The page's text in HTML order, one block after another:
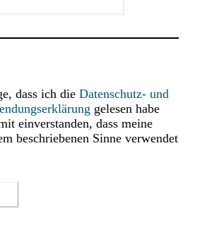
dass ich die Datenschutz- und
gelesen habe
einverstanden, dass meine
beschriebenen Sinne verwendet